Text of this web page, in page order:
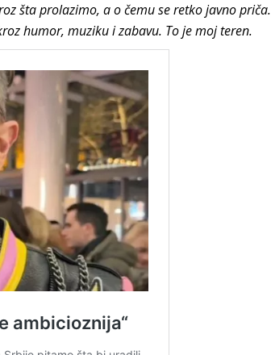
šta prolazimo, a o čemu se retko javno priča.
humor, muziku i zabavu. To je moj teren.